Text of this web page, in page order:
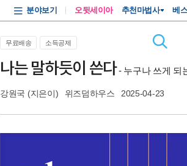
분야보기 오뒷세이아 추천마법사 베
무료배송 소득공제
나는 말하듯이 쓴다- 누구나 쓰게 되
강원국 (지은이) 위즈덤하우스 2025-04-23